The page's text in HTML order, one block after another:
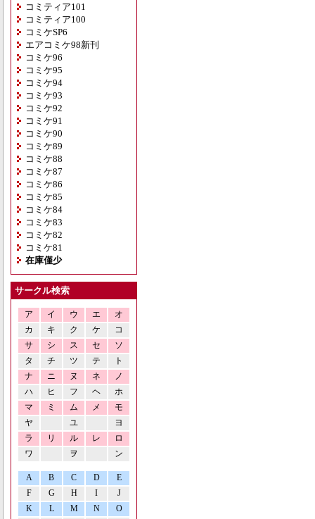
コミティア101
コミティア100
コミケSP6
エアコミケ98新刊
コミケ96
コミケ95
コミケ94
コミケ93
コミケ92
コミケ91
コミケ90
コミケ89
コミケ88
コミケ87
コミケ86
コミケ85
コミケ84
コミケ83
コミケ82
コミケ81
在庫僅少
サークル検索
ア イ ウ エ
オ
カ
キ ク ケ
コ
サ
シ ス セ
ソ
タ
チ ツ テ
ト
ナ
ニ ヌ ネ
ノ
ハ
ヒ フ ヘ
ホ
マ
ミ ム メ
モ
ヤ
ユ
ヨ
ラ
リ ル レ
ロ
ワ
ヲ ン
A B C D
E
F
G H I
J
K
L M N O